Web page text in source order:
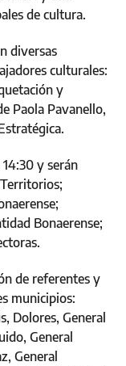
de cultura.
diversas
culturales:
y
Paola Pavanello,
y serán
Bonaerense;
de referentes y
municipios:
Dolores, General
General
General